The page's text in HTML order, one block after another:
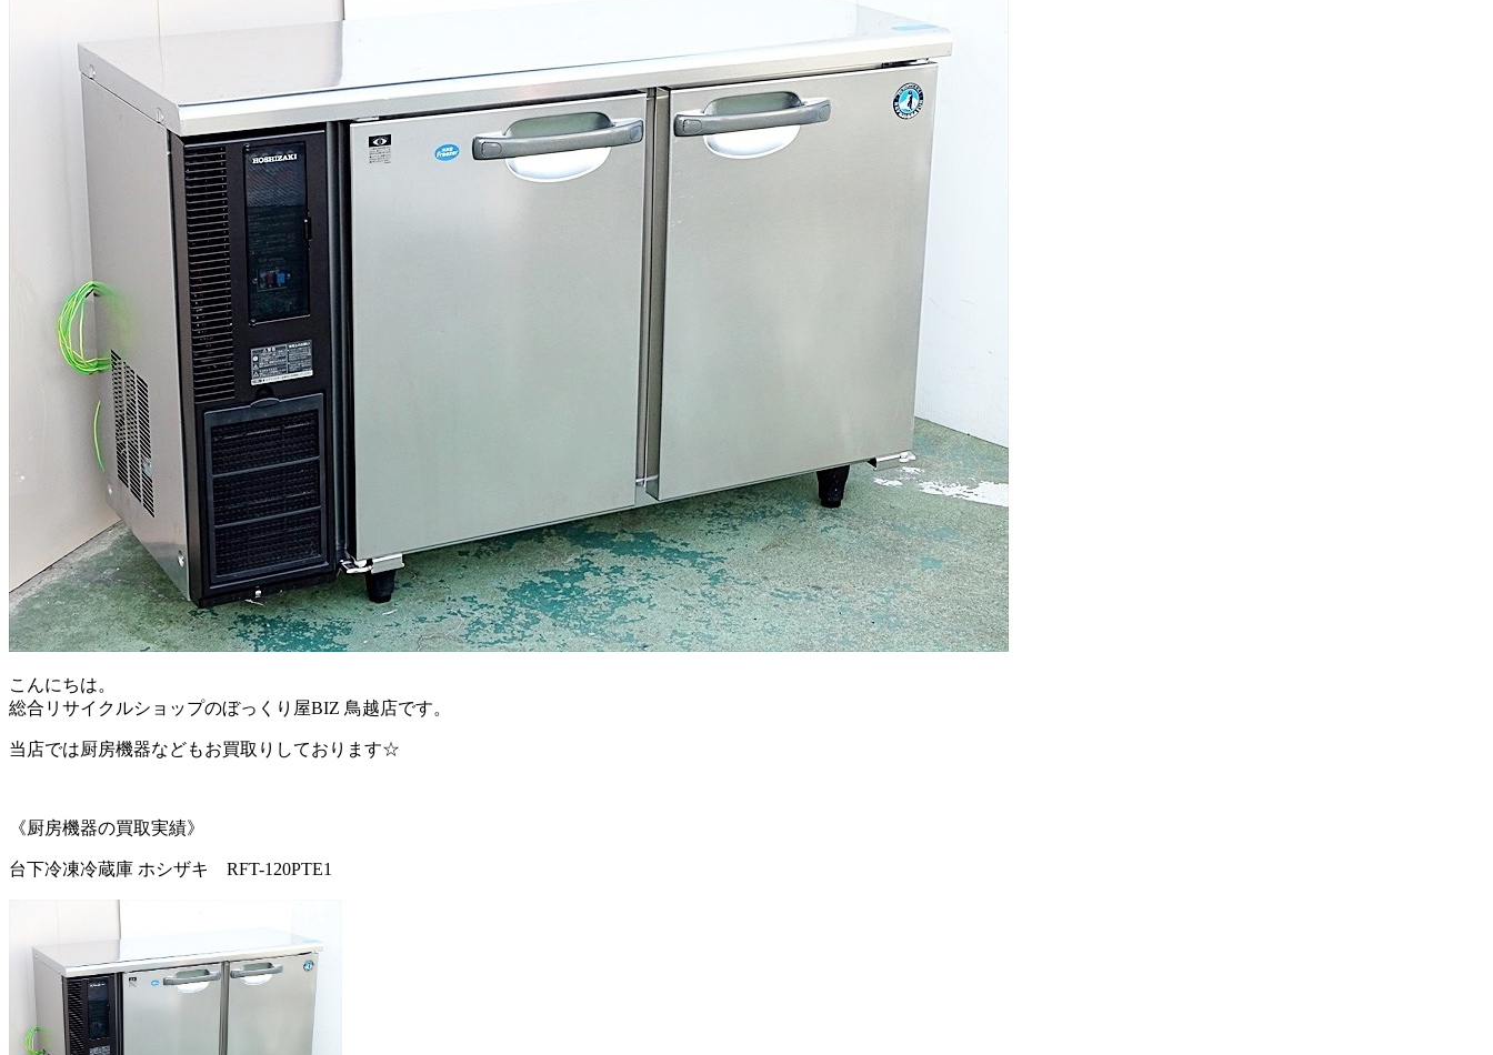
こんにちは。
総合リサイクルショップのぼっくり屋BIZ 鳥越店です。
当店では厨房機器などもお買取りしております☆
《厨房機器の買取実績》
台下冷凍冷蔵庫 ホシザキ RFT-120PTE1